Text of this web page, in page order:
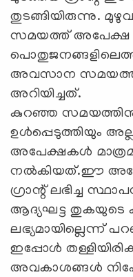
തുടങ്ങിയിരുന്നു.
സമയത്ത് അപേക്ഷ
അവസാന സമയത്ത്
അറിയിച്ചത്.
കുറഞ്ഞ
ഉള്‍പ്പെടുത്തിയും
അപേക്ഷകള്‍
നല്‍കിയത്.ഈ
ഗ്രാന്റ് ലഭിച്ച
ആദ്യഘട്ട തുകയുടെ
ലഭ്യമായില്ലെന്ന്
ഇപ്പോള്‍
അവകാശങ്ങള്‍